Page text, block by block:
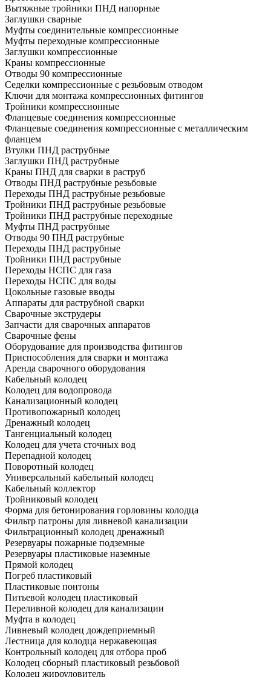
Вытяжные тройники ПНД напорные
Заглушки сварные
Муфты соединительные компрессионные
Муфты переходные компрессионные
Заглушки компрессионные
Краны компрессионные
Отводы 90 компрессионные
Седелки компрессионные с резьбовым отводом
Ключи для монтажа компрессионных фитингов
Тройники компрессионные
Фланцевые соединения компрессионные
Фланцевые соединения компрессионные с металлическим
фланцем
Втулки ПНД раструбные
Заглушки ПНД раструбные
Краны ПНД для сварки в раструб
Отводы ПНД раструбные резьбовые
Переходы ПНД раструбные резьбовые
Тройники ПНД раструбные резьбовые
Тройники ПНД раструбные переходные
Муфты ПНД раструбные
Отводы 90 ПНД раструбные
Переходы ПНД раструбные
Тройники ПНД раструбные
Переходы НСПС для газа
Переходы НСПС для воды
Цокольные газовые вводы
Аппараты для раструбной сварки
Сварочные экструдеры
Запчасти для сварочных аппаратов
Сварочные фены
Оборудование для производства фитингов
Приспособления для сварки и монтажа
Аренда сварочного оборудования
Кабельный колодец
Колодец для водопровода
Канализационный колодец
Противопожарный колодец
Дренажный колодец
Тангенциальный колодец
Колодец для учета сточных вод
Перепадной колодец
Поворотный колодец
Универсальный кабельный колодец
Кабельный коллектор
Тройниковый колодец
Форма для бетонирования горловины колодца
Фильтр патроны для ливневой канализации
Фильтрационный колодец дренажный
Резервуары пожарные подземные
Резервуары пластиковые наземные
Прямой колодец
Погреб пластиковый
Пластиковые понтоны
Питьевой колодец пластиковый
Переливной колодец для канализации
Муфта в колодец
Ливневый колодец дождеприемный
Лестница для колодца нержавеющая
Контрольный колодец для отбора проб
Колодец сборный пластиковый резьбовой
Колодец жироуловитель